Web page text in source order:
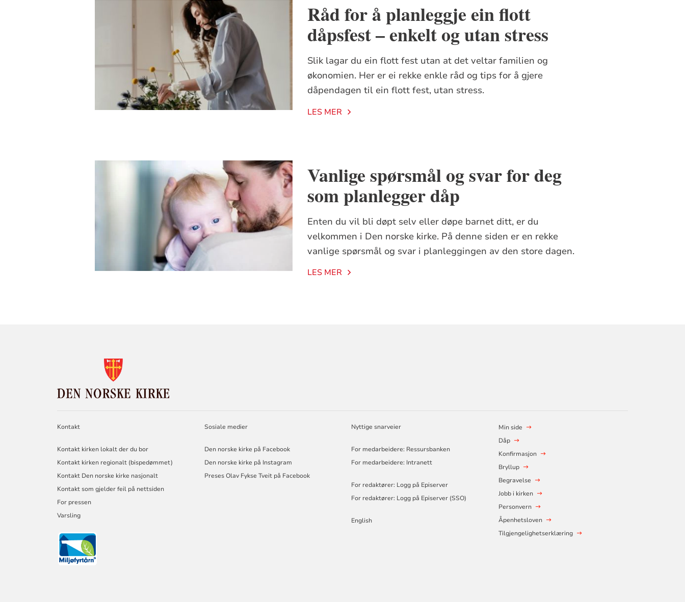
Råd for å planleggje ein flott
dåpsfest – enkelt og utan stress
Slik lagar du ein flott fest utan at det veltar familien og
økonomien. Her er ei rekke enkle råd og tips for å gjere
dåpendagen til ein flott fest, utan stress.
LES MER
Vanlige spørsmål og svar for deg
som planlegger dåp
Enten du vil bli døpt selv eller døpe barnet ditt, er du
velkommen i Den norske kirke. På denne siden er en rekke
vanlige spørsmål og svar i planleggingen av den store dagen.
LES MER
NORSKE
KIRKE
Kontakt
Kontakt kirken lokalt der du bor
Kontakt kirken regionalt (bispedømmet)
Kontakt Den norske kirke nasjonalt
Kontakt som gjelder feil på nettsiden
For pressen
Varsling
Sosiale medier
Den norske kirke på Facebook
Den norske kirke på Instagram
Preses Olav Fykse Tveit på Facebook
Nyttige snarveier
For medarbeidere: Ressursbanken
For medarbeidere: Intranett
For redaktører: Logg på Episerver
For redaktører: Logg på Episerver (SSO)
English
Min side
Dåp
Konfirmasjon
Bryllup
Begravelse
Jobb i kirken
Personvern
Åpenhetsloven
Tilgjengelighetserklæring